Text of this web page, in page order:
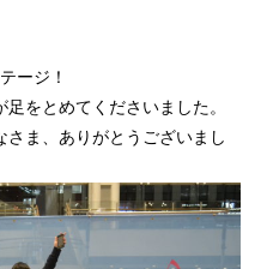
ージ！
をとめてくださいました。
さま、ありがとうございまし